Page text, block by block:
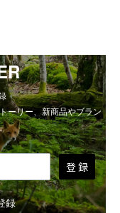
ーリー、新商品やブラン
登 録
録